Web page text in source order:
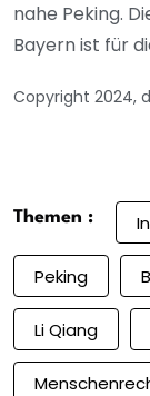
nahe Peking.
Bayern ist für
Copyright 2024,
Themen :
Peking
Li Qiang